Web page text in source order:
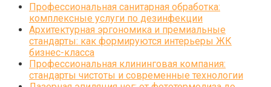
Профессиональная санитарная обработка:
комплексные услуги по дезинфекции
Архитектурная эргономика и премиальные
стандарты: как формируются интерьеры ЖК
бизнес-класса
Профессиональная клининговая компания:
стандарты чистоты и современные технологии